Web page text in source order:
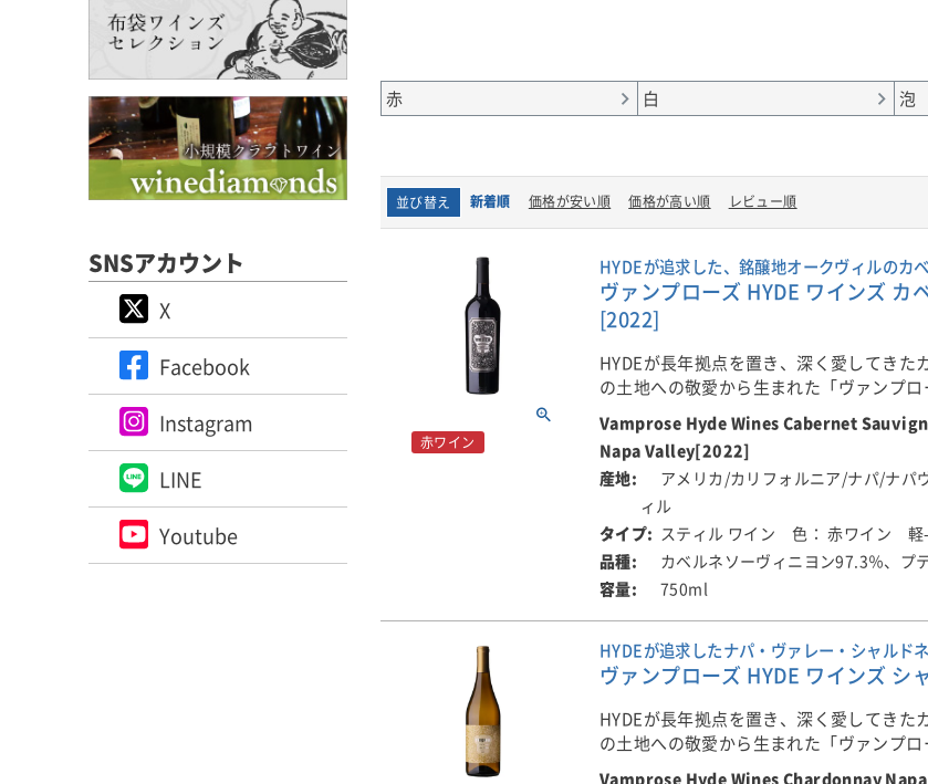
SNSアカウント
X
Facebook
Instagram
LINE
Youtube
植生指数)技術による航空写真を活用
し、区画ごとに合わせた持続可能な
熟度に達したタイミングで摘み取り
ました。また、自然な酸味を保つた
め、収穫は夜間に行いました。
■醸造について
ブドウは丁寧に除梗・選別され、完
璧な状態の果実のみがワイン造りに
使用されました。低温浸漬によって
色素と風味を抽出したのち、タンク
で一次発酵を開始。発酵後、ワイン
は優しくバスケットプレスで搾汁さ
れ、オーク樽へ移してマロラクティ
ック発酵と熟成が行われました。ア
■ロンバウアーについて
1980年にコーナー＆ジョアン・ロン
バウアー夫妻によって設立されたロ
ンバウアーは、40年以上にわたり、
ナパ・ヴァレーを中心にカリフォル
ニアを代表する高品質ワインを造り
続ける家族経営ワイナリーです。
1972年、元民間航空パイロットのコ
非常に限られています
ド家の祖先の出身地
ー東部の渓谷「ハリ
します。
ハリンダルに現存す
には、1225年に描か
乗る壁画が残されて
画がモチーフとして
■コングスガードに
コングスガードは、
ーカッシン、キスラ
シャルドネを代表す
つに数えられる生産
は、自社畑のブドウ
ニア垂涎の逸品。生
も15樽ほど、少ない
赤
白 泡
並び替え 新着順 価格が安い順 価格が高い順 レビュー順
赤ワイン
HYDEが追求した、銘醸地オークヴィルのカベ
ヴァンプローズ HYDE ワインズ カ
[2022]
HYDEが長年拠点を置き、深く愛してきた
の土地への敬愛から生まれた「ヴァンプロ
ズ」のカリフォルニア・シリーズです。
「シルヴァー・オーク」で世界的な名声を
ロン氏と、日本人醸造家・平林園枝氏が監
技術と繊細な感性に、HYDEの美学を重ね
ブドウの産地は、ナパ・ヴァレー屈指の銘
カベルネ・ソーヴィニヨンを主体に、わず
ドをブレンドしています。凝縮感のある果
す。
・HYDEの音楽や世界観がお好きな方
・ブラックベリーやセージ、ナツメグを
楽しみたい方
Vamprose Hyde Wines Cabernet
Napa Valley[2022]
アメリカ/カリフォルニア/ナパ/ナパ
ィル
スティル ワイン
色： 赤ワイン
軽
カベルネソーヴィニヨン97.3％、プ
750ml
HYDEが追求したナパ・ヴァレー・シャルドネ
ヴァンプローズ HYDE ワインズ シ
HYDEが長年拠点を置き、深く愛してきた
の土地への敬愛から生まれた「ヴァンプロ
ズ」のカリフォルニア・シリーズです。
Vamprose Hyde Wines Chardonnay